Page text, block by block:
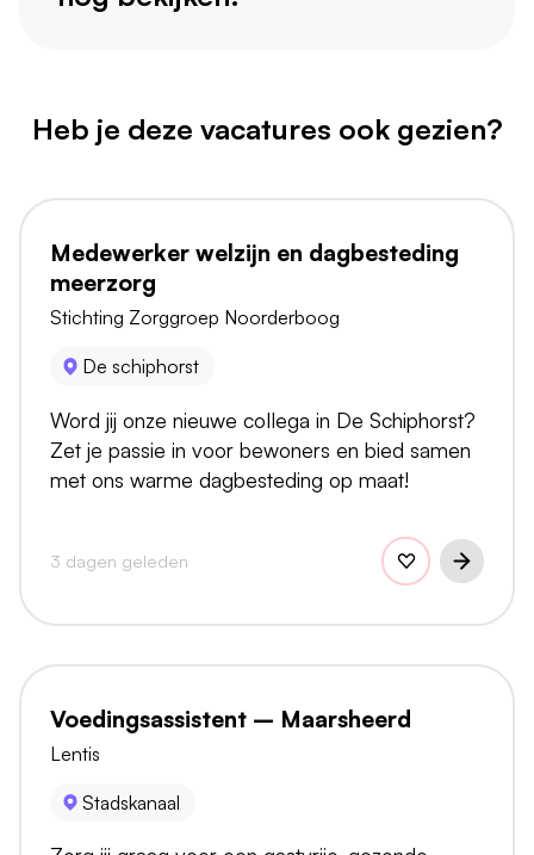
Heb je deze vacatures ook gezien?
Medewerker welzijn en dagbesteding
meerzorg
Stichting Zorggroep Noorderboog
De schiphorst
Word jij onze nieuwe collega in De Schiphorst?
Zet je passie in voor bewoners en bied samen
met ons warme dagbesteding op maat!
3 dagen geleden
Voedingsassistent – Maarsheerd
Lentis
Stadskanaal